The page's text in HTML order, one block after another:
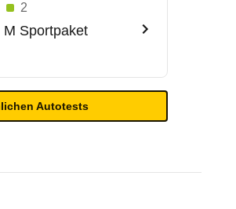
2
M Sportpaket
Autotests